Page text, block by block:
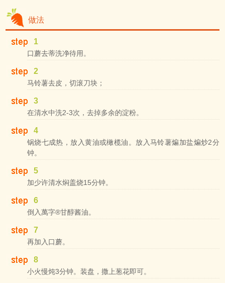
做法
1
口蘑去蒂洗净待用。
2
马铃薯去皮，切滚刀块；
3
在清水中洗2-3次，去掉多余的淀粉。
4
锅烧七成热，放入黄油或橄榄油。放入马铃薯煸加盐煸炒2分
钟。
5
加少许清水焖盖烧15分钟。
6
倒入萬字®甘醇酱油。
7
再加入口蘑。
8
小火慢炖3分钟。装盘，撒上葱花即可。